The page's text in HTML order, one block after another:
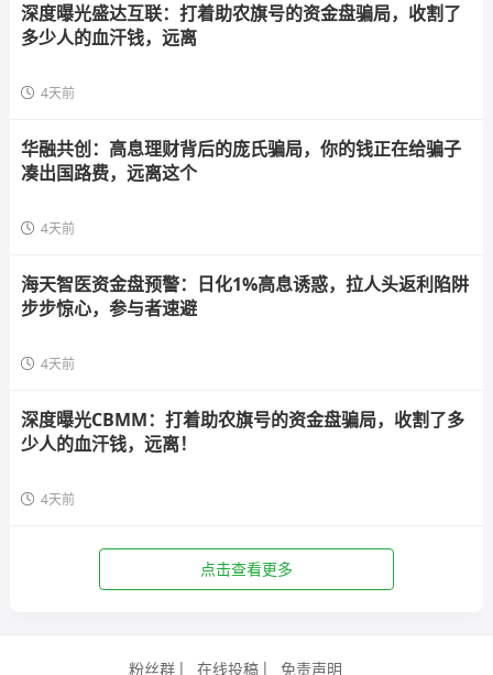
深度曝光盛达互联：打着助农旗号的资金盘骗局，收割了
多少人的血汗钱，远离
4天前
华融共创：高息理财背后的庞氏骗局，你的钱正在给骗子
凑出国路费，远离这个
4天前
海天智医资金盘预警：日化1%高息诱惑，拉人头返利陷阱
步步惊心，参与者速避
4天前
深度曝光CBMM：打着助农旗号的资金盘骗局，收割了多
少人的血汗钱，远离！
4天前
点击查看更多
粉丝群 在线投稿 免责声明